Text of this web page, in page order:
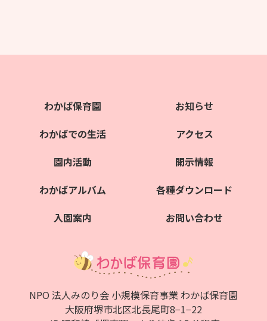
わかば保育園
わかばでの生活
園内活動
わかばアルバム
入園案内
お知らせ
アクセス
開示情報
各種ダウンロード
お問い合わせ
NPO 法人みのり会 小規模保育事業 わかば保育園
大阪府堺市北区北⻑尾町8−1−22